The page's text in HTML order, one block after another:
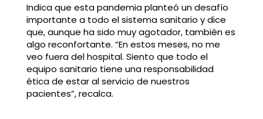
Indica que esta pandemia planteó un desafío
importante a todo el sistema sanitario y dice
que, aunque ha sido muy agotador, también es
algo reconfortante. “En estos meses, no me
veo fuera del hospital. Siento que todo el
equipo sanitario tiene una responsabilidad
ética de estar al servicio de nuestros
pacientes”, recalca.